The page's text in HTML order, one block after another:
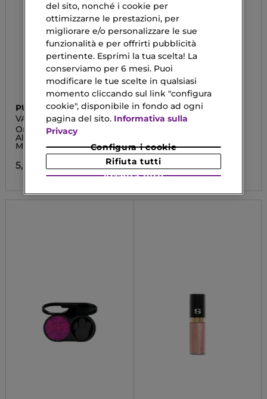
PUPA
VAMP! MATT
Ombretto Colore Puro –
Alta Pigmentazione –
Multi-Effetto
5,00 €
MESAUDA
ARCHETYPE II
36,72 €
del sito, nonché i cookie per
ottimizzarne le prestazioni, per
migliorare e/o personalizzare le sue
funzionalità e per offrirti pubblicità
pertinente. Esprimi la tua scelta! La
conserviamo per 6 mesi. Puoi
modificare le tue scelte in qualsiasi
momento cliccando sul link "configura
cookie", disponibile in fondo ad ogni
pagina del sito. Informativa sulla
Privacy
Configura i cookie
Rifiuta tutti
Accetta tutti